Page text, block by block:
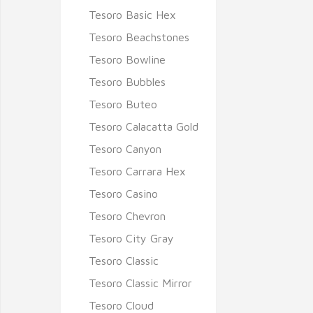
Tesoro Basic Hex
Tesoro Beachstones
Tesoro Bowline
Tesoro Bubbles
Tesoro Buteo
Tesoro Calacatta Gold
Tesoro Canyon
Tesoro Carrara Hex
Tesoro Casino
Tesoro Chevron
Tesoro City Gray
Tesoro Classic
Tesoro Classic Mirror
Tesoro Cloud